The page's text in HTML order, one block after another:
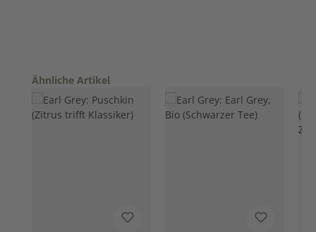
Produktgalerie überspringen
Ähnliche Artikel